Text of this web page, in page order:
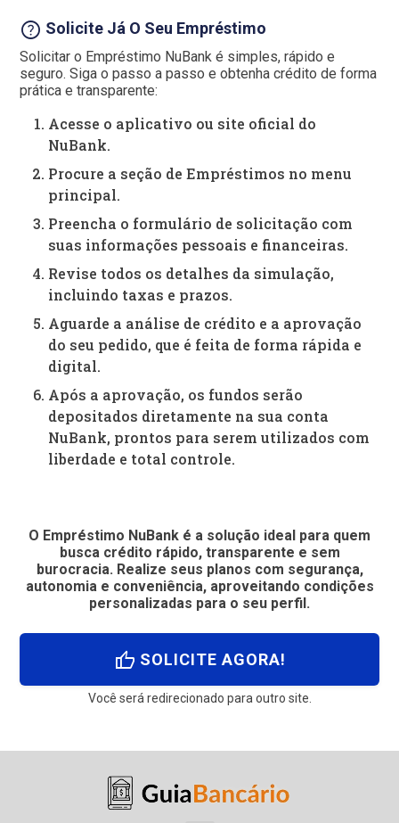
help Solicite Já O Seu Empréstimo
Solicitar o Empréstimo NuBank é simples, rápido e
seguro. Siga o passo a passo e obtenha crédito de forma
prática e transparente:
Acesse o aplicativo ou site oficial do
NuBank.
Procure a seção de Empréstimos no menu
principal.
Preencha o formulário de solicitação com
suas informações pessoais e financeiras.
Revise todos os detalhes da simulação,
incluindo taxas e prazos.
Aguarde a análise de crédito e a aprovação
do seu pedido, que é feita de forma rápida e
digital.
Após a aprovação, os fundos serão
depositados diretamente na sua conta
NuBank, prontos para serem utilizados com
liberdade e total controle.
O Empréstimo NuBank é a solução ideal para quem
busca crédito rápido, transparente e sem
burocracia. Realize seus planos com segurança,
autonomia e conveniência, aproveitando condições
personalizadas para o seu perfil.
thumb_up SOLICITE AGORA!
Você será redirecionado para outro site.